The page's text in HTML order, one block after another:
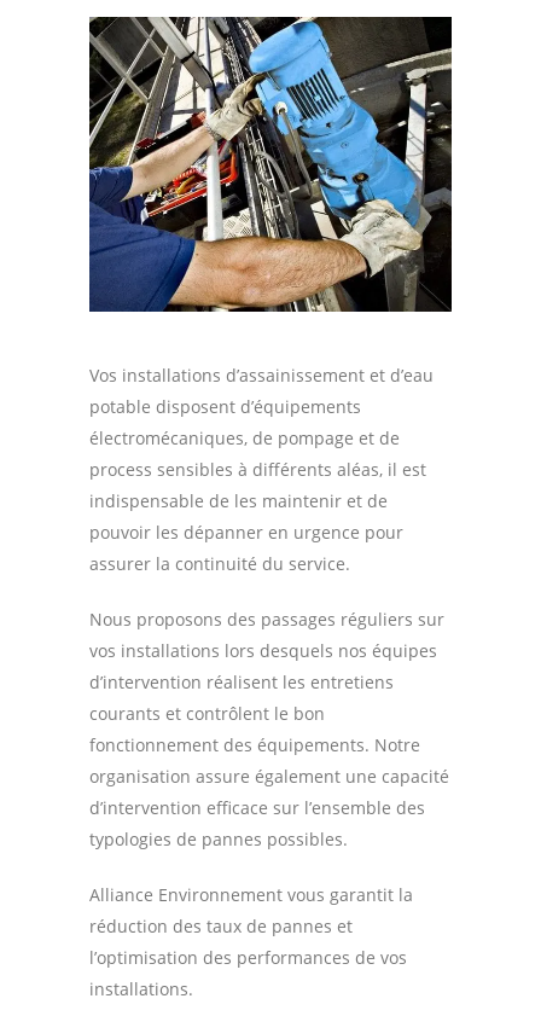
Vos installations d’assainissement et d’eau
potable disposent d’équipements
électromécaniques, de pompage et de
process sensibles à différents aléas, il est
indispensable de les maintenir et de
pouvoir les dépanner en urgence pour
assurer la continuité du service.
Nous proposons des passages réguliers sur
vos installations lors desquels nos équipes
d’intervention réalisent les entretiens
courants et contrôlent le bon
fonctionnement des équipements. Notre
organisation assure également une capacité
d’intervention efficace sur l’ensemble des
typologies de pannes possibles.
Alliance Environnement vous garantit la
réduction des taux de pannes et
l’optimisation des performances de vos
installations.